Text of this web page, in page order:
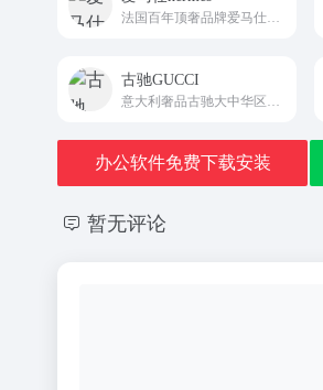
古驰GUCCI
办公软件免费下载安装
暂无评论